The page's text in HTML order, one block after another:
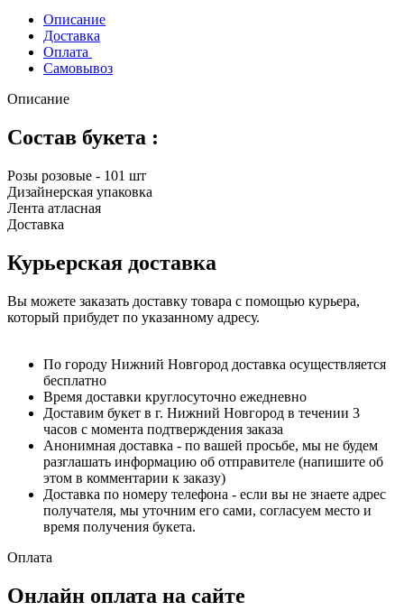
Описание
Доставка
Оплата
Самовывоз
Описание
Состав букета :
Розы розовые - 101 шт
Дизайнерская упаковка
Лента атласная
Доставка
Курьерская доставка
Вы можете заказать доставку товара с помощью курьера,
который прибудет по указанному адресу.
По городу Нижний Новгород доставка осуществляется
бесплатно
Время доставки круглосуточно ежедневно
Доставим букет в г. Нижний Новгород в течении 3
часов с момента подтверждения заказа
Анонимная доставка - по вашей просьбе, мы не будем
разглашать информацию об отправителе (напишите об
этом в комментарии к заказу)
Доставка по номеру телефона - если вы не знаете адрес
получателя, мы уточним его сами, согласуем место и
время получения букета.
Оплата
Онлайн оплата на сайте